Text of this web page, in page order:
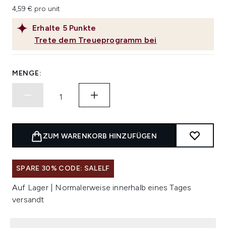
Erhalte 5 Punkte
Trete dem Treueprogramm bei
4,59 € pro unit
MENGE:
ZUM WARENKORB HINZUFÜGEN
SPARE 30% CODE: SALELF
Auf Lager | Normalerweise innerhalb eines Tages
versandt